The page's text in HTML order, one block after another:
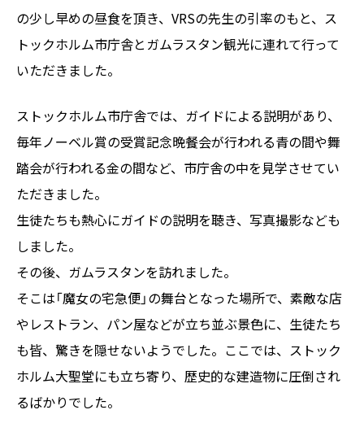
の少し早めの昼食を頂き、VRSの先生の引率のもと、ス
トックホルム市庁舎とガムラスタン観光に連れて行って
いただきました。
ストックホルム市庁舎では、ガイドによる説明があり、
毎年ノーベル賞の受賞記念晩餐会が行われる青の間や舞
踏会が行われる金の間など、市庁舎の中を見学させてい
ただきました。
生徒たちも熱心にガイドの説明を聴き、写真撮影なども
しました。
その後、ガムラスタンを訪れました。
そこは「魔女の宅急便」の舞台となった場所で、素敵な店
やレストラン、パン屋などが立ち並ぶ景色に、生徒たち
も皆、驚きを隠せないようでした。ここでは、ストック
ホルム大聖堂にも立ち寄り、歴史的な建造物に圧倒され
るばかりでした。